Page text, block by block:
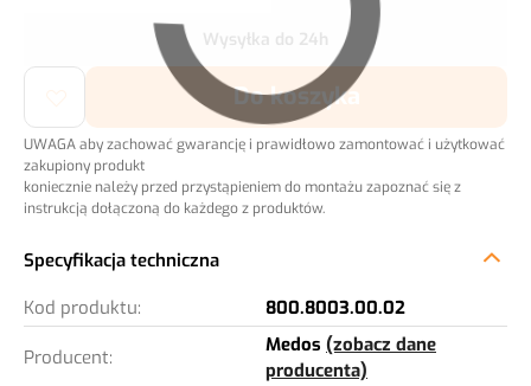
Wysyłka do 24h
Do koszyka
UWAGA aby zachować gwarancję i prawidłowo zamontować i użytkować
zakupiony produkt
koniecznie należy przed przystąpieniem do montażu zapoznać się z
instrukcją dołączoną do każdego z produktów.
Kod produktu: 800.8003.00.02
Producent:
Medos (zobacz dane
producenta)